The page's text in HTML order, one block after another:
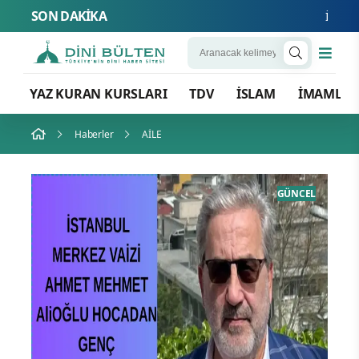
SON DAKİKA İslam
YAZ KURAN KURSLARI TDV İSLAM İMAMLAR
Haberler AİLE
GÜNCEL